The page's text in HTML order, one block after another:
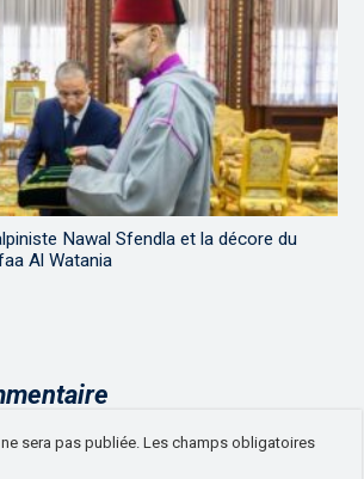
Nawal Sfendla et la décore du
Al Watania
sera pas publiée. Les champs obligatoires